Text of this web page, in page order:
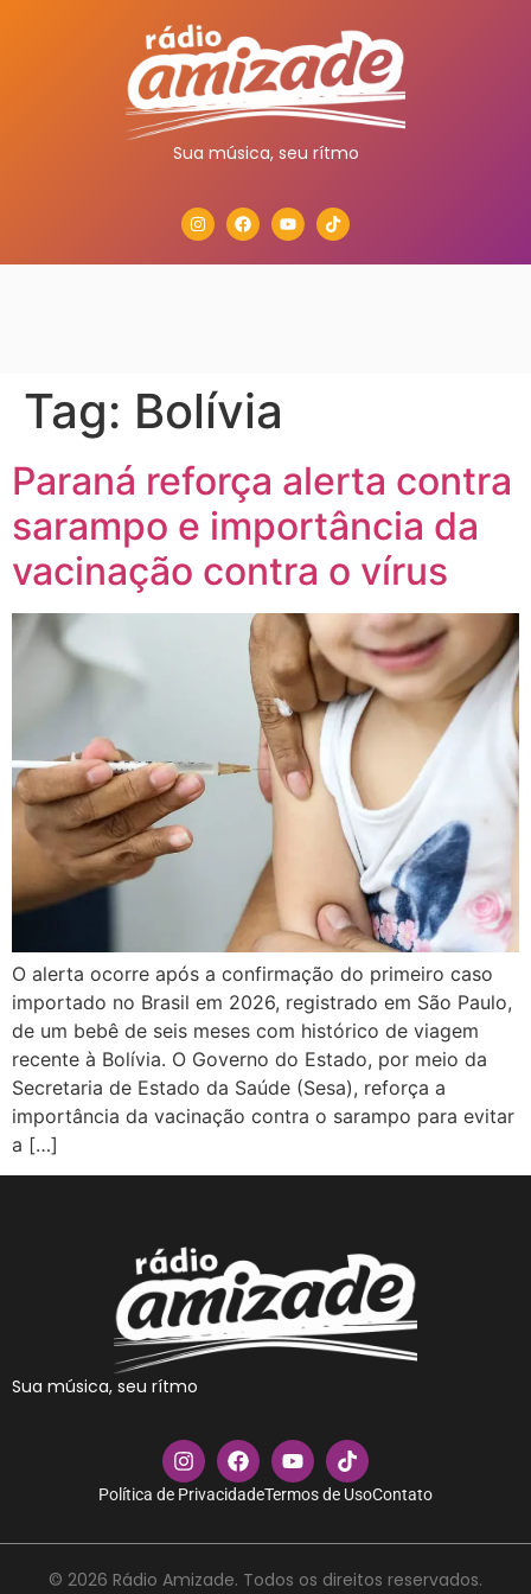
Sua música, seu rítmo
Tag: Bolívia
Paraná reforça alerta contra
sarampo e importância da
vacinação contra o vírus
O alerta ocorre após a confirmação do primeiro caso
importado no Brasil em 2026, registrado em São Paulo,
de um bebê de seis meses com histórico de viagem
recente à Bolívia. O Governo do Estado, por meio da
Secretaria de Estado da Saúde (Sesa), reforça a
importância da vacinação contra o sarampo para evitar
a […]
Sua música, seu rítmo
Política de PrivacidadeTermos de UsoContato
© 2026 Rádio Amizade. Todos os direitos reservados.